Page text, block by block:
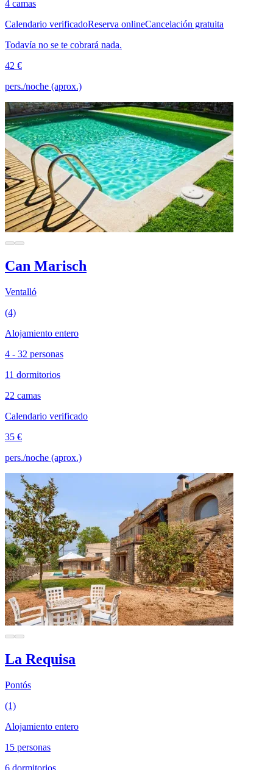
4 camas
Calendario verificadoReserva onlineCancelación gratuita
Todavía no se te cobrará nada.
42 €
pers./noche (aprox.)
Can Marisch
Ventalló
(4)
Alojamiento entero
4 - 32 personas
11 dormitorios
22 camas
Calendario verificado
35 €
pers./noche (aprox.)
La Requisa
Pontós
(1)
Alojamiento entero
15 personas
6 dormitorios